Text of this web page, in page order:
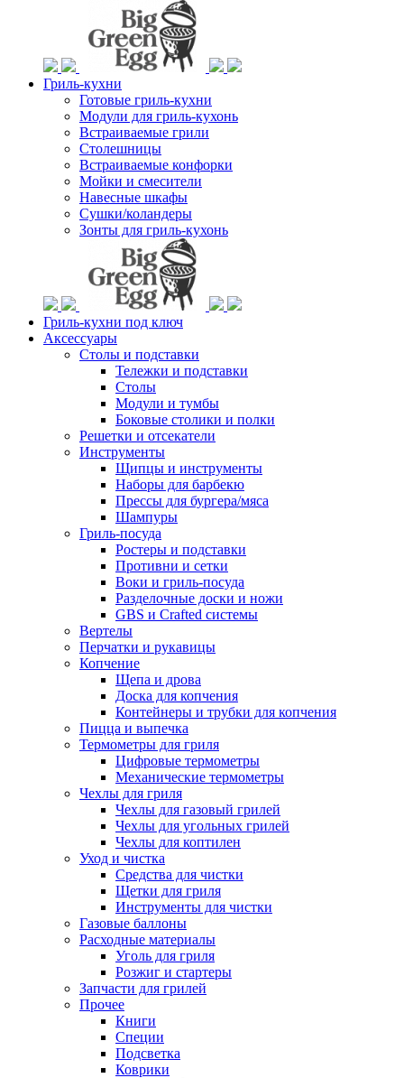
Гриль-кухни
Готовые гриль-кухни
Модули для гриль-кухонь
Встраиваемые грили
Столешницы
Встраиваемые конфорки
Мойки и смесители
Навесные шкафы
Сушки/коландеры
Зонты для гриль-кухонь
Гриль-кухни под ключ
Аксессуары
Столы и подставки
Тележки и подставки
Столы
Модули и тумбы
Боковые столики и полки
Решетки и отсекатели
Инструменты
Щипцы и инструменты
Наборы для барбекю
Прессы для бургера/мяса
Шампуры
Гриль-посуда
Ростеры и подставки
Противни и сетки
Воки и гриль-посуда
Разделочные доски и ножи
GBS и Crafted системы
Вертелы
Перчатки и рукавицы
Копчение
Щепа и дрова
Доска для копчения
Контейнеры и трубки для копчения
Пицца и выпечка
Термометры для гриля
Цифровые термометры
Механические термометры
Чехлы для гриля
Чехлы для газовый грилей
Чехлы для угольных грилей
Чехлы для коптилен
Уход и чистка
Средства для чистки
Щетки для гриля
Инструменты для чистки
Газовые баллоны
Расходные материалы
Уголь для гриля
Розжиг и стартеры
Запчасти для грилей
Прочее
Книги
Специи
Подсветка
Коврики